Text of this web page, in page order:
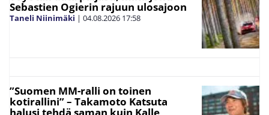
Sebastien Ogierin rajuun ulosajoon
Taneli Niinimäki | 04.08.2026 17:58
”Suomen MM-ralli on toinen
kotirallini” – Takamoto Katsuta
halusi tehdä saman kuin Kalle